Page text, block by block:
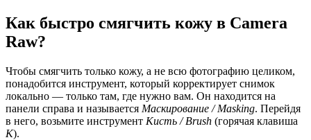
Как быстро смягчить кожу в Camera
Raw?
Чтобы смягчить только кожу, а не всю фотографию целиком,
понадобится инструмент, который корректирует снимок
локально — только там, где нужно вам. Он находится на
панели справа и называется Маскирование / Masking. Перейдя
в него, возьмите инструмент Кисть / Brush (горячая клавиша
K).